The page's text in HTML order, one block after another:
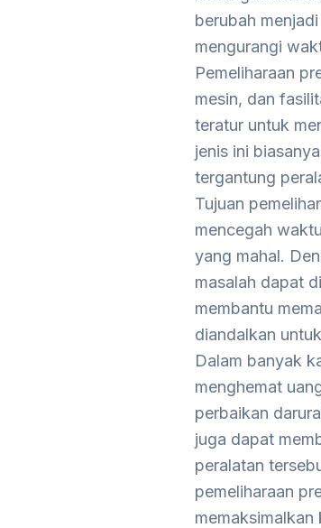
berubah
mengurangi
Pemeliharaan
mesin, dan
teratur untuk
jenis ini
tergantung
Tujuan
mencegah
yang mahal.
masalah dapat
membantu
diandalkan
Dalam banyak
menghemat
perbaikan
juga dapat
peralatan
pemeliharaan
memaksimalkan